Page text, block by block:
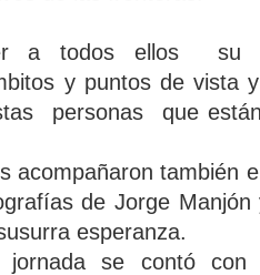
a todos ellos su
y puntos de vista
personas que
acompañaron también
de Jorge
esperanza.
jornada se contó